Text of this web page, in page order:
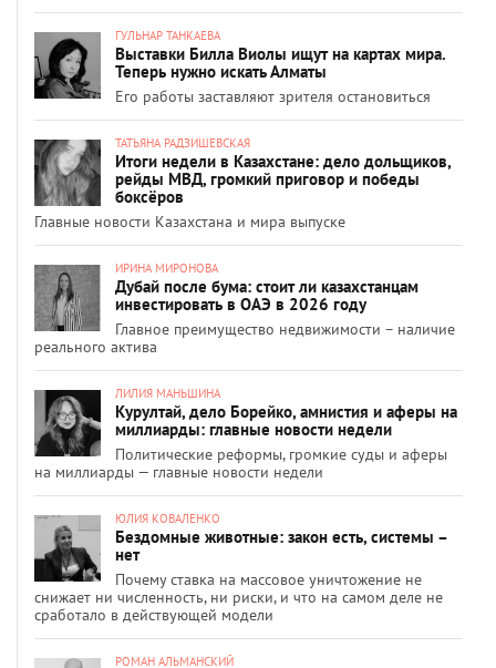
ГУЛЬНАР ТАНКАЕВА
Выставки Билла Виолы ищут на картах мира.
Теперь нужно искать Алматы
Его работы заставляют зрителя остановиться
ТАТЬЯНА РАДЗИШЕВСКАЯ
Итоги недели в Казахстане: дело дольщиков,
рейды МВД, громкий приговор и победы
боксёров
Главные новости Казахстана и мира выпуске
ИРИНА МИРОНОВА
Дубай после бума: стоит ли казахстанцам
инвестировать в ОАЭ в 2026 году
Главное преимущество недвижимости – наличие
реального актива
ЛИЛИЯ МАНЬШИНА
Курултай, дело Борейко, амнистия и аферы на
миллиарды: главные новости недели
Политические реформы, громкие суды и аферы
на миллиарды — главные новости недели
ЮЛИЯ КОВАЛЕНКО
Бездомные животные: закон есть, системы –
нет
Почему ставка на массовое уничтожение не
снижает ни численность, ни риски, и что на самом деле не
сработало в действующей модели
РОМАН АЛЬМАНСКИЙ